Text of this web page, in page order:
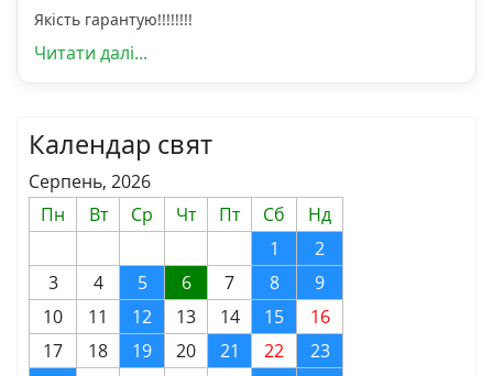
Якість гарантую!!!!!!!!
Читати далі...
Календар свят
Серпень, 2026
Пн
Вт Ср Чт Пт Сб
Нд
1
2
3
4 5 6 7 8
9
10
11 12 13 14 15
16
17
18 19 20 21 22
23